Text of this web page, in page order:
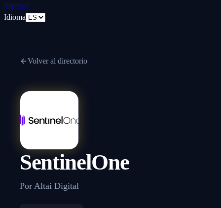
Ingresar
Idioma
Volver al directorio
SentinelOne
Por Altai Digital